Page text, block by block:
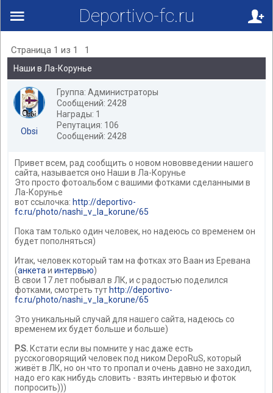
Deportivo-fc.ru
Страница 1 из 1 1
Наши в Ла-Корунье
Obsi
Группа: Администраторы
Сообщений: 2428
Награды: 1
Репутация: 106
Сообщений: 2428
Привет всем, рад сообщить о новом нововведении нашего
сайта, называется оно Наши в Ла-Корунье
Это просто фотоальбом с вашими фотками сделанными в
Ла-Корунье
вот ссылочка: http://deportivo-
fc.ru/photo/nashi_v_la_korune/65
Пока там только один человек, но надеюсь со временем он
будет пополняться)
Итак, человек который там на фотках это Ваан из Еревана
(анкета и интервью)
В свои 17 лет побывал в ЛК, и с радостью поделился
фотками, смотреть тут http://deportivo-
fc.ru/photo/nashi_v_la_korune/65
Это уникальный случай для нашего сайта, надеюсь со
временем их будет больше и больше)
P.S. Кстати если вы помните у нас даже есть
русскоговорящий человек под ником DepoRuS, который
живёт в ЛК, но он что то пропал и очень давно не заходил,
надо его как нибудь словить - взять интервью и фоток
попросить)))